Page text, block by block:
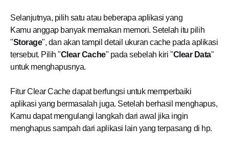
Selanjutnya, pilih satu atau beberapa aplikasi yang
Kamu anggap banyak memakan memori. Setelah itu pilih
"Storage", dan akan tampil detail ukuran cache pada aplikasi
tersebut. Pilih "Clear Cache" pada sebelah kiri "Clear Data"
untuk menghapusnya.
Fitur Clear Cache dapat berfungsi untuk memperbaiki
aplikasi yang bermasalah juga. Setelah berhasil menghapus,
Kamu dapat mengulangi langkah dari awal jika ingin
menghapus sampah dari aplikasi lain yang terpasang di hp.